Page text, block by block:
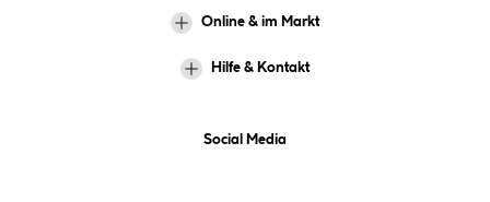
Online & im Markt
Hilfe & Kontakt
Social Media